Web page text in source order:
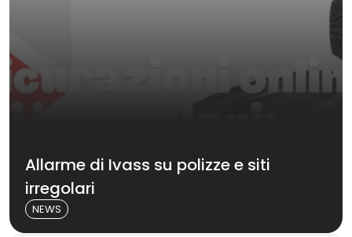
Allarme di Ivass su polizze e siti
irregolari
NEWS